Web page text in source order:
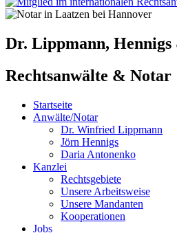
Dr. Lippmann,
Rechtsanwälte & Notar
Startseite
Anwälte/Notar
Dr. Winfried Lippmann
Jörn Hennigs
Daria Antonenko
Kanzlei
Rechtsgebiete
Unsere Arbeitsweise
Unsere Mandanten
Kooperationen
Jobs